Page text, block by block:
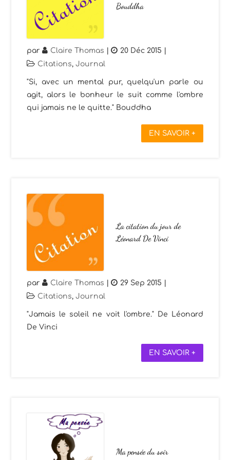
Bouddha
par Claire Thomas | 20 Déc 2015 |
Citations,Journal
"Si, avec un mental pur, quelqu'un parle ou
agit, alors le bonheur le suit comme l'ombre
qui jamais ne le quitte." Bouddha
EN SAVOIR +
La citation du jour de
Léonard De Vinci
par Claire Thomas | 29 Sep 2015 |
Citations,Journal
"Jamais le soleil ne voit l'ombre." De Léonard
De Vinci
EN SAVOIR +
Ma pensée du soir